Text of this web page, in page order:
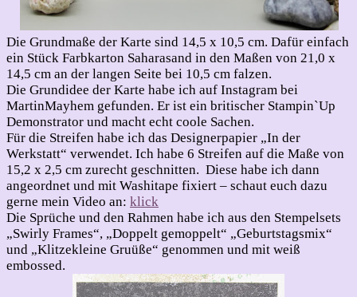
Die Grundmaße der Karte sind 14,5 x 10,5 cm. Dafür einfach
ein Stück Farbkarton Saharasand in den Maßen von 21,0 x
14,5 cm an der langen Seite bei 10,5 cm falzen.
Die Grundidee der Karte habe ich auf Instagram bei
MartinMayhem gefunden. Er ist ein britischer Stampin`Up
Demonstrator und macht echt coole Sachen.
Für die Streifen habe ich das Designerpapier „In der
Werkstatt“ verwendet. Ich habe 6 Streifen auf die Maße von
15,2 x 2,5 cm zurecht geschnitten. Diese habe ich dann
angeordnet und mit Washitape fixiert – schaut euch dazu
gerne mein Video an: klick
Die Sprüche und den Rahmen habe ich aus den Stempelsets
„Swirly Frames“, „Doppelt gemoppelt“ „Geburtstagsmix“
und „Klitzekleine Gruüße“ genommen und mit weiß
embossed.